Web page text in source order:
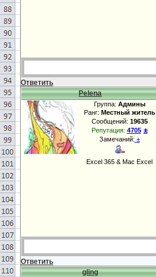
Ответить
Pelena
Группа: Админы
Ранг: Местный житель
Сообщений: 19635
Репутация: 4705 ±
Замечаний: ±
Excel 365 & Mac Excel
Ответить
gling